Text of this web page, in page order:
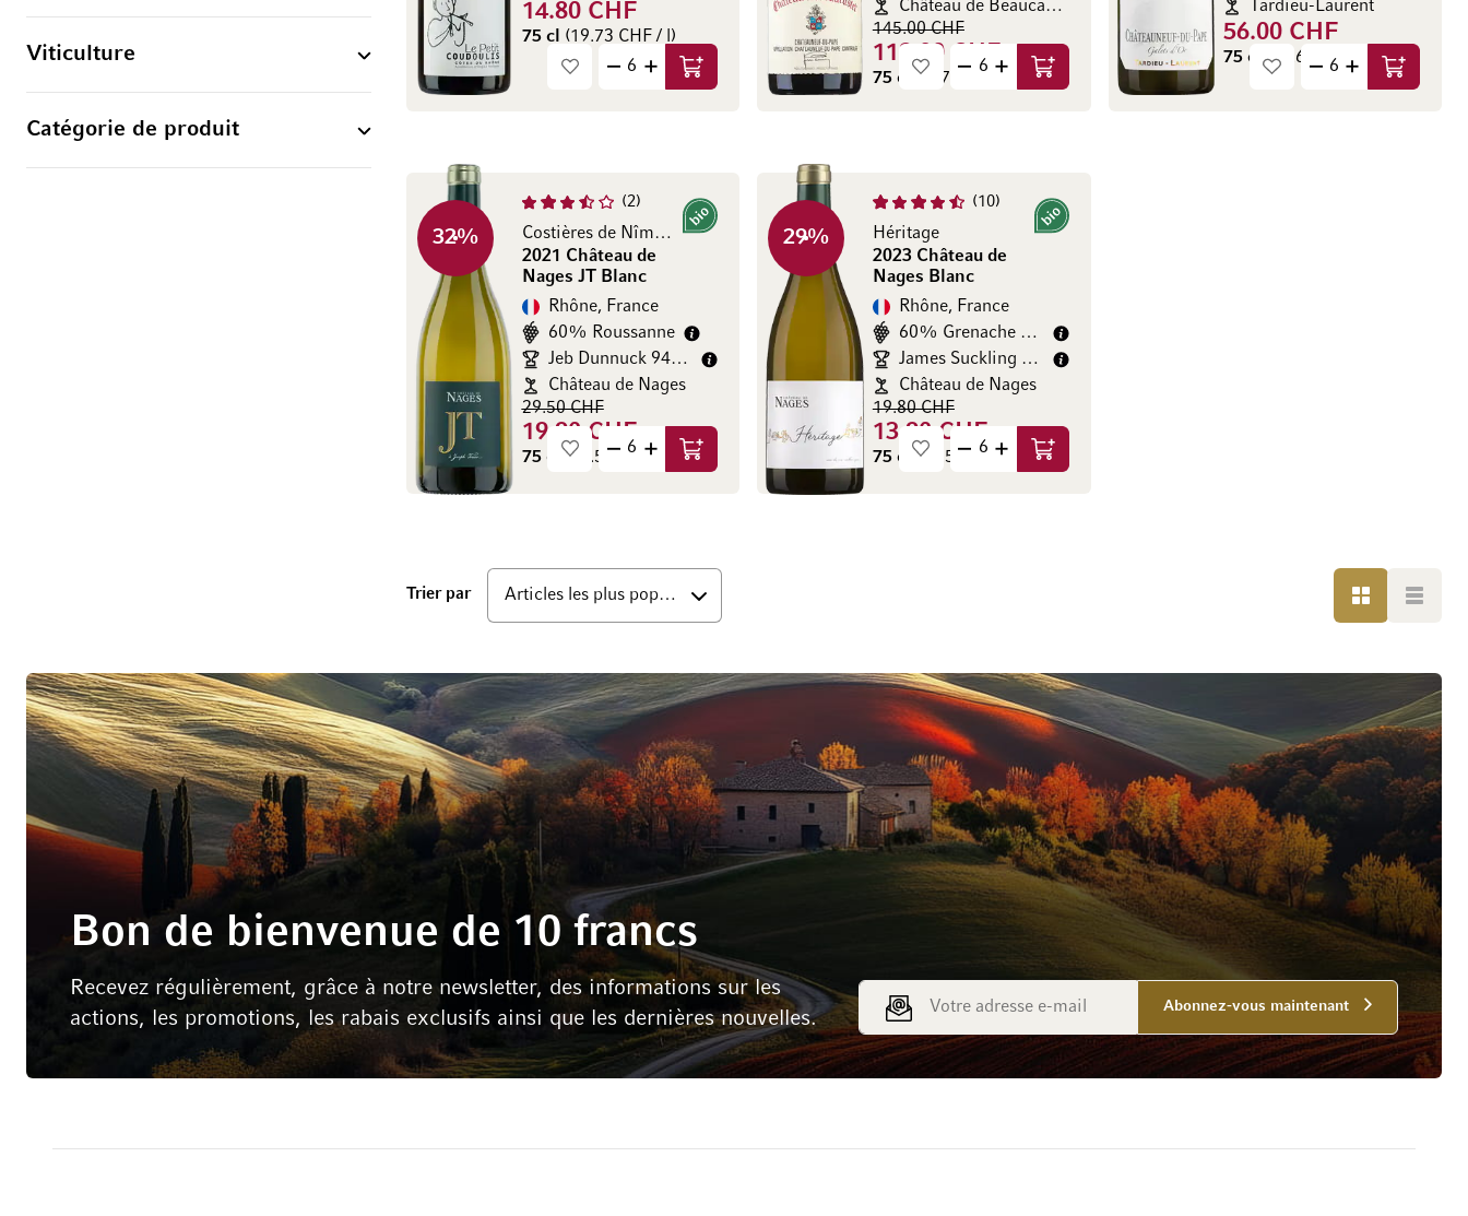
Viticulture
Catégorie de produit
14.80 CHF
75 cl (19.73 CHF / l)
Ajouter au panier
Château de Beaucastel
118.00 CHF
145.00 CHF
75 cl (157.33 CHF / l) Ajouter au panier
Tardieu-Laurent
56.00 CHF
75 cl (74.67 CHF / l)
Ajouter
2
Costières de Nîmes AOP
2021 Château de
Nages JT Blanc
32%
Bio
Rhône, France
60% Roussanne
Jeb Dunnuck 94/100
Château de Nages
19.90 CHF
29.50 CHF
75 cl (26.53 CHF / l) Ajouter au panier
10
Héritage
2023 Château de
Nages Blanc
29%
Bio
Rhône, France
60% Grenache Blanc
James Suckling 90/100
Château de Nages
13.90 CHF
19.80 CHF
75 cl (18.53 CHF / l) Ajouter au panier
Trier parbas GRILLE LISTE
Bon de bienvenue de 10 francs
Recevez régulièrement, grâce à notre newsletter, des informations sur les
actions, les promotions, les rabais exclusifs ainsi que les dernières nouvelles.
Adresse e-mail
Abonnez-vous maintenant